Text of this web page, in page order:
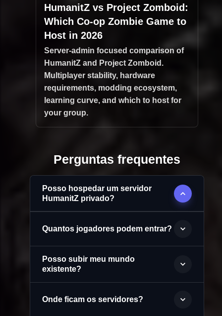
HumanitZ vs Project Zomboid:
Which Co-op Zombie Game to
Host in 2026
Server-admin focused comparison of
HumanitZ and Project Zomboid.
Multiplayer stability, hardware
requirements, modding ecosystem,
learning curve, and which to host for
your group.
Perguntas frequentes
Posso hospedar um servidor
HumanitZ privado?
Quantos jogadores podem entrar?
Posso subir meu mundo
existente?
Onde ficam os servidores?